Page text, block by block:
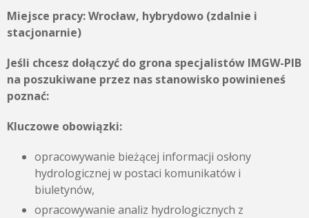
Miejsce pracy:Wrocław, hybrydowo (zdalnie i
stacjonarnie)
Jeśli chcesz dołączyć do grona specjalistów IMGW-PIB
na poszukiwane przez nas stanowisko powinieneś
poznać:
Kluczowe obowiązki:
opracowywanie bieżącej informacji osłony
hydrologicznej w postaci komunikatów i
biuletynów,
opracowywanie analiz hydrologicznych z